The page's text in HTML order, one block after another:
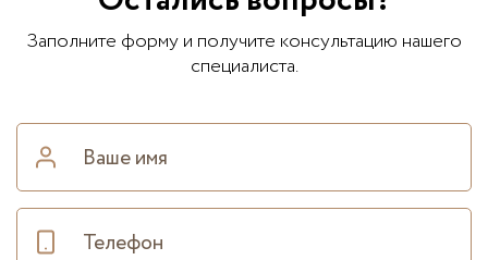
Заполните форму и получите консультацию нашего
специалиста.